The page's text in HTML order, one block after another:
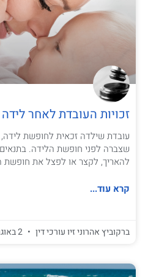
זכויות העובדת לאחר לידה
עובדת שילדה זכאית לחופשת
שצברה לפני חופשת הלידה. בתנאים
להאריך, לקצר או לפצל את חופשת
קרא עוד...
ברקוביץ אהרוני זיו עורכי דין